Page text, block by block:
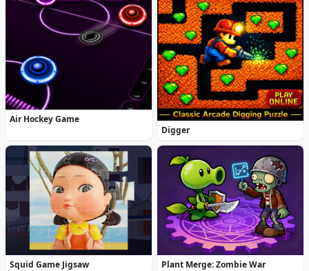
Air Hockey Game
Digger
Squid Game Jigsaw Plant Merge: Zombie War